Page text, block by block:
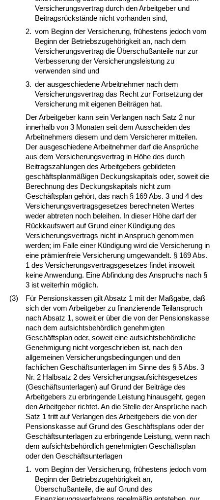
Versicherungsvertrag durch den Arbeitgeber und
Beitragsrückstände nicht vorhanden sind,
2. vom Beginn der Versicherung, frühestens jedoch vom
Beginn der Betriebszugehörigkeit an, nach dem
Versicherungsvertrag die Überschußanteile nur zur
Verbesserung der Versicherungsleistung zu
verwenden sind und
3. der ausgeschiedene Arbeitnehmer nach dem
Versicherungsvertrag das Recht zur Fortsetzung der
Versicherung mit eigenen Beiträgen hat.
Der Arbeitgeber kann sein Verlangen nach Satz 2 nur
innerhalb von 3 Monaten seit dem Ausscheiden des
Arbeitnehmers diesem und dem Versicherer mitteilen.
Der ausgeschiedene Arbeitnehmer darf die Ansprüche
aus dem Versicherungsvertrag in Höhe des durch
Beitragszahlungen des Arbeitgebers gebildeten
geschäftsplanmäßigen Deckungskapitals oder, soweit die
Berechnung des Deckungskapitals nicht zum
Geschäftsplan gehört, das nach § 169 Abs. 3 und 4 des
Versicherungsvertragsgesetzes berechneten Wertes
weder abtreten noch beleihen. In dieser Höhe darf der
Rückkaufswert auf Grund einer Kündigung des
Versicherungsvertrags nicht in Anspruch genommen
werden; im Falle einer Kündigung wird die Versicherung in
eine prämienfreie Versicherung umgewandelt. § 169 Abs.
1 des Versicherungsvertragsgesetzes findet insoweit
keine Anwendung. Eine Abfindung des Anspruchs nach §
3 ist weiterhin möglich.
(3)
Für Pensionskassen gilt Absatz 1 mit der Maßgabe, daß
sich der vom Arbeitgeber zu finanzierende Teilanspruch
nach Absatz 1, soweit er über die von der Pensionskasse
nach dem aufsichtsbehördlich genehmigten
Geschäftsplan oder, soweit eine aufsichtsbehördliche
Genehmigung nicht vorgeschrieben ist, nach den
allgemeinen Versicherungsbedingungen und den
fachlichen Geschäftsunterlagen im Sinne des § 5 Abs. 3
Nr. 2 Halbsatz 2 des Versicherungsaufsichtsgesetzes
(Geschäftsunterlagen) auf Grund der Beiträge des
Arbeitgebers zu erbringende Leistung hinausgeht, gegen
den Arbeitgeber richtet. An die Stelle der Ansprüche nach
Satz 1 tritt auf Verlangen des Arbeitgebers die von der
Pensionskasse auf Grund des Geschäftsplans oder der
Geschäftsunterlagen zu erbringende Leistung, wenn nach
dem aufsichtsbehördlich genehmigten Geschäftsplan
oder den Geschäftsunterlagen
1. vom Beginn der Versicherung, frühestens jedoch vom
Beginn der Betriebszugehörigkeit an,
Überschußanteile, die auf Grund des